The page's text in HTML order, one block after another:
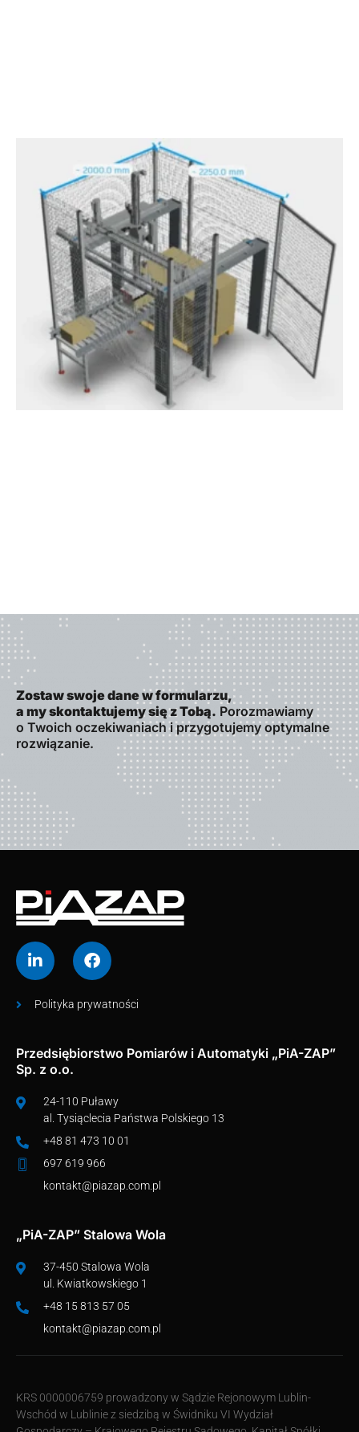
Zostaw swoje dane w formularzu,
a my skontaktujemy się z Tobą. Porozmawiamy
o Twoich oczekiwaniach i przygotujemy optymalne
rozwiązanie.
Polityka prywatności
Przedsiębiorstwo Pomiarów i Automatyki „PiA-ZAP”
Sp. z o.o.
24-110 Puławy
al. Tysiąclecia Państwa Polskiego 13
+48 81 473 10 01
697 619 966
kontakt@piazap.com.pl
„PiA-ZAP” Stalowa Wola
37-450 Stalowa Wola
ul. Kwiatkowskiego 1
+48 15 813 57 05
kontakt@piazap.com.pl
KRS 0000006759 prowadzony w Sądzie Rejonowym Lublin-
Wschód w Lublinie z siedzibą w Świdniku VI Wydział